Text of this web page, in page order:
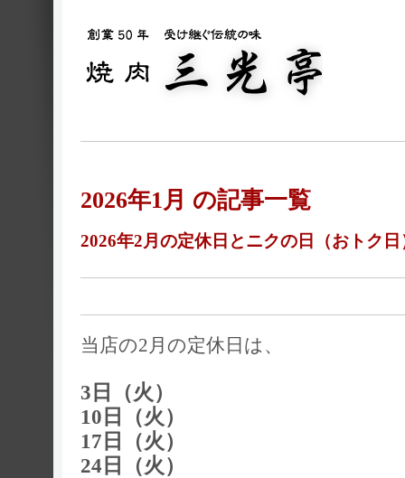
2026年1月 の記事一覧
2026年2月の定休日とニクの日（おトク日
当店の2月の定休日は、
3日（火）
10日（火）
17日（火）
24日（火）